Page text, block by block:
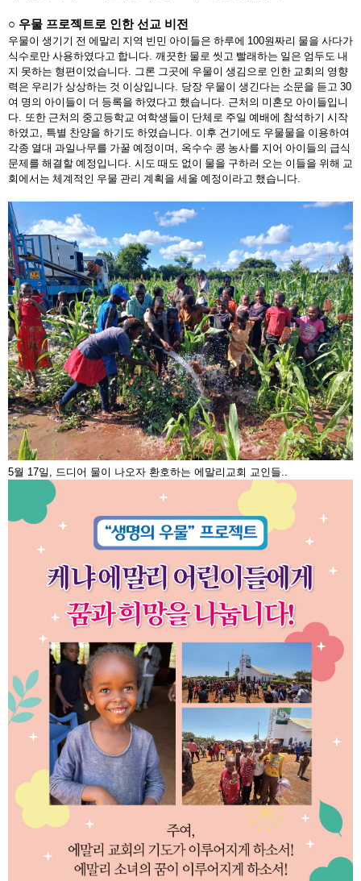
○ 우물 프로젝트로 인한 선교 비전
우물이 생기기 전 에말리 지역 빈민 아이들은 하루에 100원짜리 물을 사다가
식수로만 사용하였다고 합니다. 깨끗한 물로 씻고 빨래하는 일은 엄두도 내
지 못하는 형편이었습니다. 그론 그곳에 우물이 생김으로 인한 교회의 영향
력은 우리가 상상하는 것 이상입니다. 당장 우물이 생긴다는 소문을 듣고 30
여 명의 아이들이 더 등록을 하였다고 했습니다. 근처의 미혼모 아이들입니
다. 또한 근처의 중고등학교 여학생들이 단체로 주일 예배에 참석하기 시작
하였고, 특별 찬양을 하기도 하였습니다. 이후 건기에도 우물물을 이용하여
각종 열대 과일나무를 가꿀 예정이며 , 옥수수 콩 농사를 지어 아이들의 급식
문제를 해결할 예정입니다. 시도 때도 없이 물을 구하러 오는 이들을 위해 교
회에서는 체계적인 우물 관리 계획을 세울 예정이라고 했습니다.
5월 17일, 드디어 물이 나오자 환호하는 에말리교회 교인들..